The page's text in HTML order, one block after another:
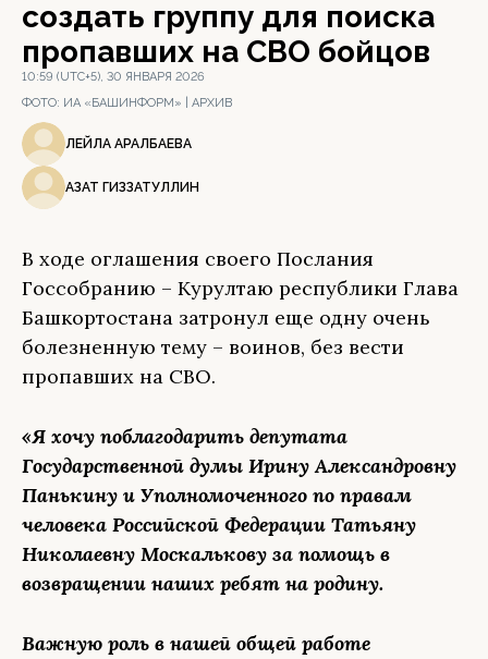
создать группу для поиска
пропавших на СВО бойцов
10:59 (UTC+5), 30 ЯНВАРЯ 2026
ФОТО: ИА «БАШИНФОРМ» | АРХИВ
ЛЕЙЛА АРАЛБАЕВА
АЗАТ ГИЗЗАТУЛЛИН
В ходе оглашения своего Послания
Госсобранию – Курултаю республики Глава
Башкортостана затронул еще одну очень
болезненную тему – воинов, без вести
пропавших на СВО.
«Я хочу поблагодарить депутата
Государственной думы Ирину Александровну
Панькину и Уполномоченного по правам
человека Российской Федерации Татьяну
Николаевну Москалькову за помощь в
возвращении наших ребят на родину.
Важную роль в нашей общей работе